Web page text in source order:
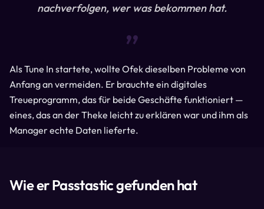
nachverfolgen, wer was bekommen hat.
“
Als Tune In startete, wollte Ofek dieselben Probleme von
Anfang an vermeiden. Er brauchte ein digitales
Treueprogramm, das für beide Geschäfte funktioniert —
eines, das an der Theke leicht zu erklären war und ihm als
Manager echte Daten lieferte.
Wie er Passtastic gefunden hat